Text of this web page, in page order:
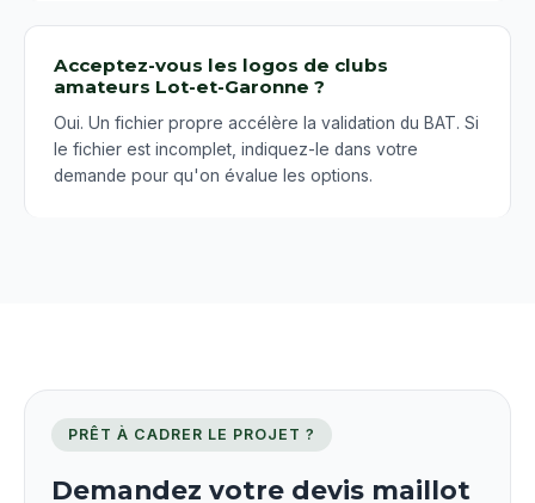
Acceptez-vous les logos de clubs
amateurs Lot-et-Garonne ?
Oui. Un fichier propre accélère la validation du BAT. Si
le fichier est incomplet, indiquez-le dans votre
demande pour qu'on évalue les options.
PRÊT À CADRER LE PROJET ?
Demandez votre devis maillot